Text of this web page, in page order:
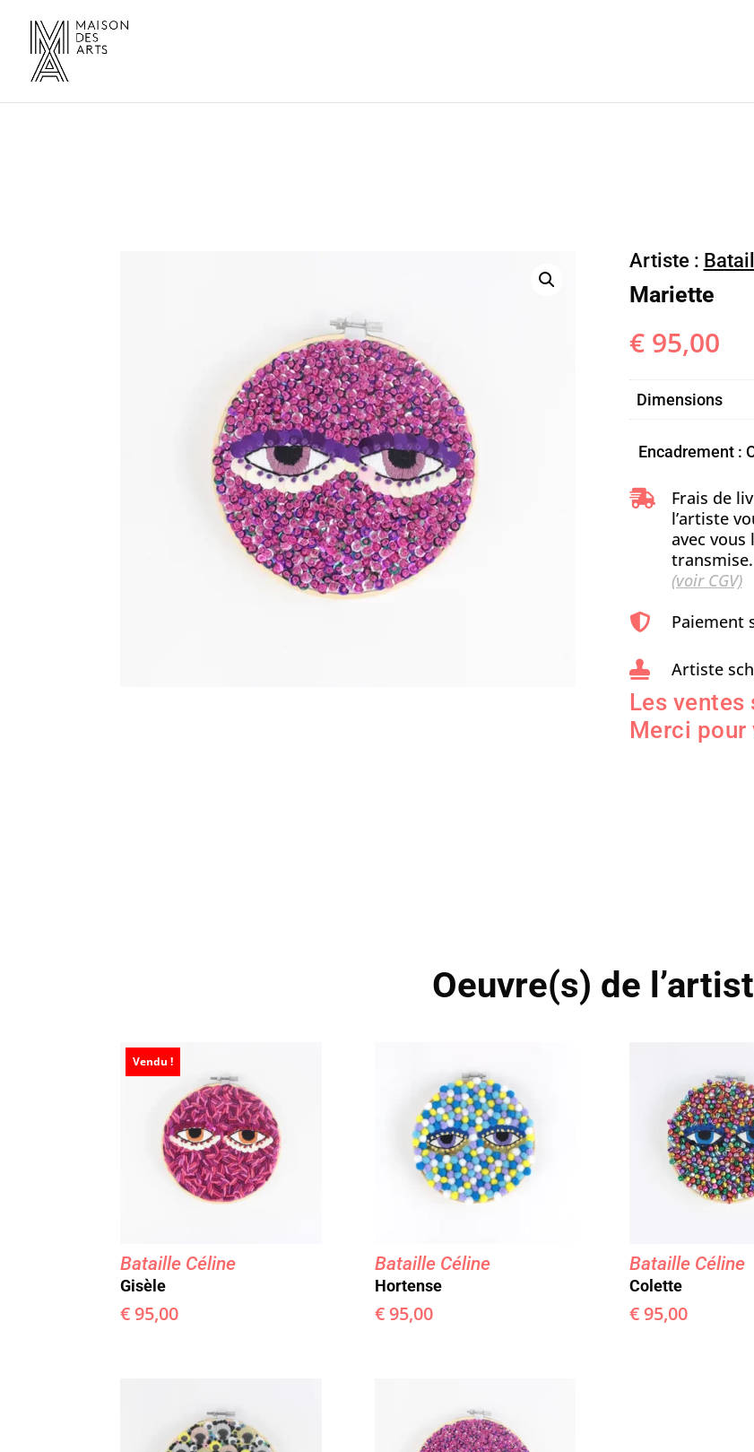
Artiste :
Mariette
€95,00
Dimensions
Encadrement :

Frais de
l’artiste
avec vous
transmise.
(voir CGV)
 Paiement
 Artiste
Les
Merci pour
Oeuvre(s) de
Vendu !
Bataille Céline
Gisèle
€ 95,00
Bataille Céline
Hortense
€95,00
Bataille Céline
Colette
€95,00